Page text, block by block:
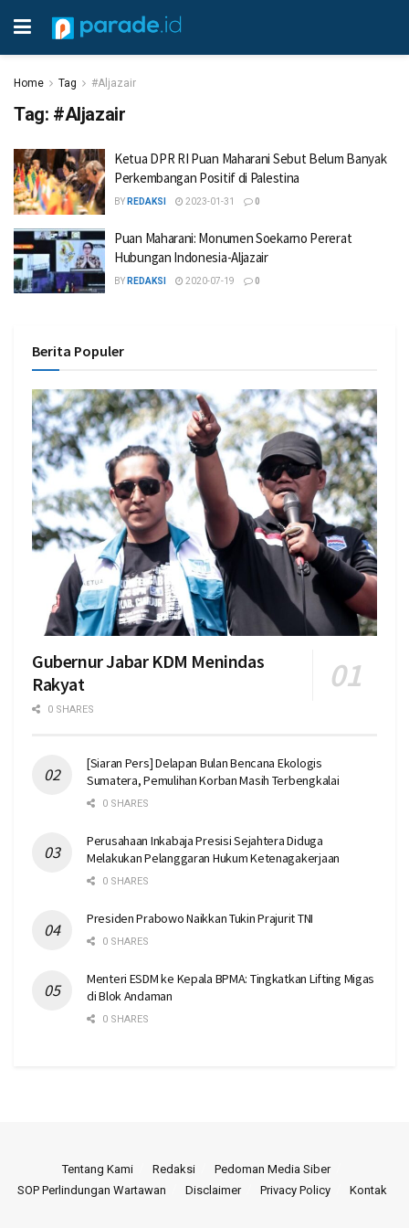
Home Tag #Aljazair
Tag: #Aljazair
Ketua DPR RI Puan Maharani Sebut Belum Banyak
Perkembangan Positif di Palestina
BY REDAKSI 2023-01-31 0
Puan Maharani: Monumen Soekarno Pererat
Hubungan Indonesia-Aljazair
BY REDAKSI 2020-07-19 0
Berita Populer
Gubernur Jabar KDM Menindas
Rakyat
0 SHARES
[Siaran Pers] Delapan Bulan Bencana Ekologis
Sumatera, Pemulihan Korban Masih Terbengkalai
0 SHARES
Perusahaan Inkabaja Presisi Sejahtera Diduga
Melakukan Pelanggaran Hukum Ketenagakerjaan
0 SHARES
Presiden Prabowo Naikkan Tukin Prajurit TNI
0 SHARES
Menteri ESDM ke Kepala BPMA: Tingkatkan Lifting Migas
di Blok Andaman
0 SHARES
Tentang Kami Redaksi
Pedoman Media Siber
SOP Perlindungan Wartawan
Disclaimer Privacy Policy Kontak